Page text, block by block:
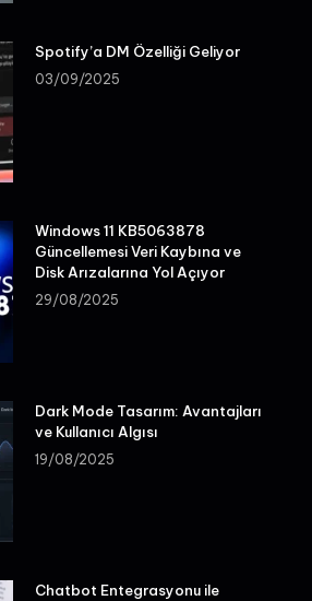
Spotify’a DM Özelliği Geliyor
03/09/2025
Windows 11 KB5063878
Güncellemesi Veri Kaybına ve
Disk Arızalarına Yol Açıyor
29/08/2025
Dark Mode Tasarım: Avantajları
ve Kullanıcı Algısı
19/08/2025
Chatbot Entegrasyonu ile